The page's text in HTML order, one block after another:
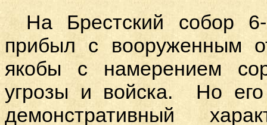
На Брестский собор
прибыл с вооруженным
якобы с намерением
угрозы и войска. Но
демонстративный